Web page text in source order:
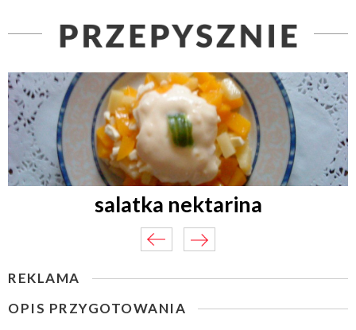
salatka nektarina
REKLAMA
OPIS PRZYGOTOWANIA